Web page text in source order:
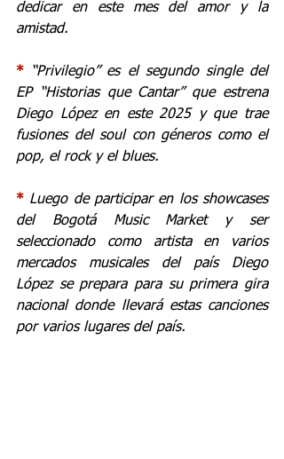
dedicar en este mes del amor y la
amistad.
*
“Privilegio” es el segundo single del
EP “Historias que Cantar” que estrena
Diego López en este 2025 y que trae
fusiones del soul con géneros como el
pop, el rock y el blues.
* Luego de participar en los showcases
del Bogotá Music Market y ser
seleccionado como artista en varios
mercados musicales del país Diego
López se prepara para su primera gira
nacional donde llevará estas canciones
por varios lugares del país.